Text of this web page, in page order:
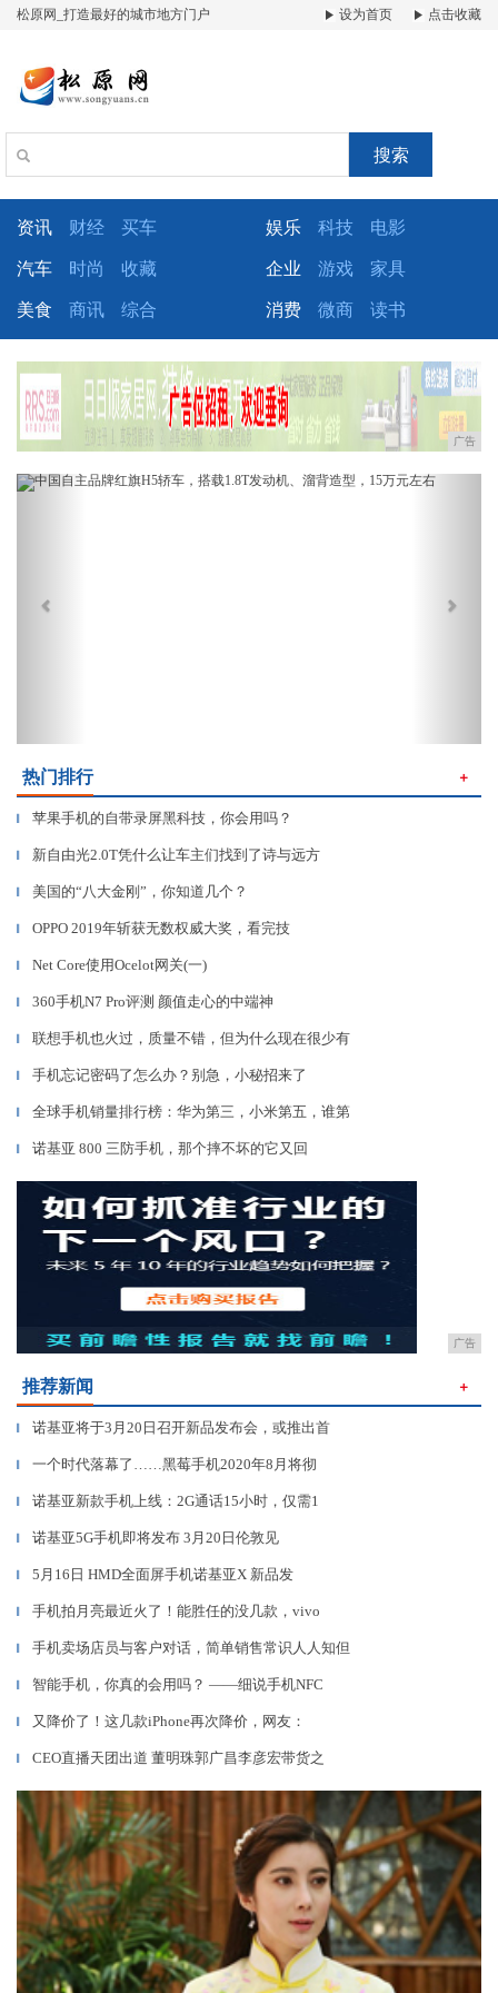
松原网_打造最好的城市地方门户 设为首页 点击收藏
搜索
资讯 财经 买车 娱乐 科技 电影
汽车 时尚 收藏 企业 游戏 家具
美食 商讯 综合 消费 微商 读书
广告
Previous
热门排行 ＋
▎ 苹果手机的自带录屏黑科技，你会用吗？
▎ 新自由光2.0T凭什么让车主们找到了诗与远方
▎ 美国的“八大金刚”，你知道几个？
▎ OPPO 2019年斩获无数权威大奖，看完技
▎ Net Core使用Ocelot网关(一)
▎ 360手机N7 Pro评测 颜值走心的中端神
▎ 联想手机也火过，质量不错，但为什么现在很少有
▎ 手机忘记密码了怎么办？别急，小秘招来了
▎ 全球手机销量排行榜：华为第三，小米第五，谁第
▎ 诺基亚 800 三防手机，那个摔不坏的它又回
广告
推荐新闻 ＋
▎ 诺基亚将于3月20日召开新品发布会，或推出首
▎ 一个时代落幕了……黑莓手机2020年8月将彻
▎ 诺基亚新款手机上线：2G通话15小时，仅需1
▎ 诺基亚5G手机即将发布 3月20日伦敦见
▎ 5月16日 HMD全面屏手机诺基亚X 新品发
▎ 手机拍月亮最近火了！能胜任的没几款，vivo
▎ 手机卖场店员与客户对话，简单销售常识人人知但
▎ 智能手机，你真的会用吗？ ——细说手机NFC
▎ 又降价了！这几款iPhone再次降价，网友：
▎ CEO直播天团出道 董明珠郭广昌李彦宏带货之